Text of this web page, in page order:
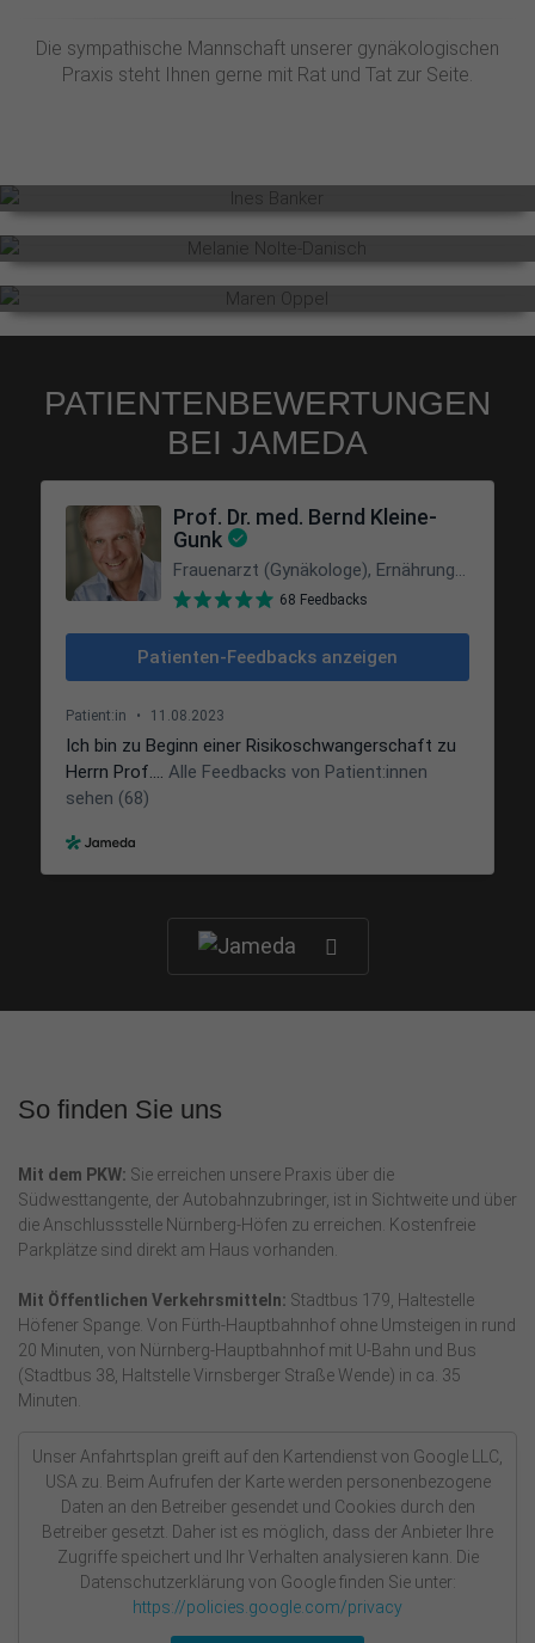
Die sympathische Mannschaft unserer gynäkologischen
Praxis steht Ihnen gerne mit Rat und Tat zur Seite.
Prof.* Dr. Kleine-Gunk
Melanie Nolte-Danisch
Maren Oppel
PATIENTENBEWERTUNGEN
BEI JAMEDA
So finden Sie uns
Mit dem PKW: Sie erreichen unsere Praxis über die
Südwesttangente, der Autobahnzubringer, ist in Sichtweite und über
die Anschlussstelle Nürnberg-Höfen zu erreichen. Kostenfreie
Parkplätze sind direkt am Haus vorhanden.
Mit Öffentlichen Verkehrsmitteln: Stadtbus 179, Haltestelle
Höfener Spange. Von Fürth-Hauptbahnhof ohne Umsteigen in rund
20 Minuten, von Nürnberg-Hauptbahnhof mit U-Bahn und Bus
(Stadtbus 38, Haltstelle Virnsberger Straße Wende) in ca. 35
Minuten.
Unser Anfahrtsplan greift auf den Kartendienst von Google LLC,
USA zu. Beim Aufrufen der Karte werden personenbezogene
Daten an den Betreiber gesendet und Cookies durch den
Betreiber gesetzt. Daher ist es möglich, dass der Anbieter Ihre
Zugriffe speichert und Ihr Verhalten analysieren kann. Die
Datenschutz­erklärung von Google finden Sie unter:
https://policies.google.com/privacy